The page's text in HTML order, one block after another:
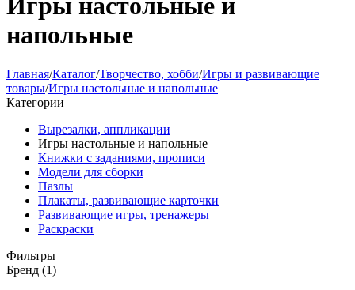
Игры настольные и
напольные
Главная/Каталог/Творчество, хобби/Игры и развивающие
товары/Игры настольные и напольные
Категории
Вырезалки, аппликации
Игры настольные и напольные
Книжки с заданиями, прописи
Модели для сборки
Пазлы
Плакаты, развивающие карточки
Развивающие игры, тренажеры
Раскраски
Фильтры
Бренд (1)